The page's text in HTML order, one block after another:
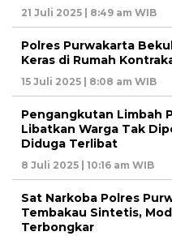
21 Juli 2025 | 8:49 am WIB
Polres Purwakarta
Keras di Rumah
15 Juli 2025 | 8:08 am WIB
Pengangkutan Limbah
Libatkan Warga Tak
Diduga Terlibat
8 Juli 2025 | 10:16 am WIB
Sat Narkoba Polres
Tembakau Sintetis,
Terbongkar